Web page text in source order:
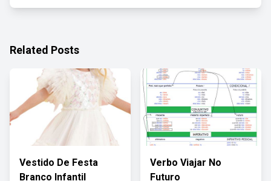
Related Posts
Vestido De Festa
Branco Infantil
Verbo Viajar No
Futuro